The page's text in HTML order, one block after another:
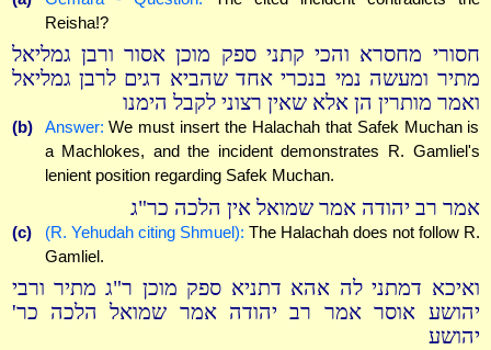
Reisha!?
חסורי מחסרא והכי קתני ספק מוכן אסור ורבן גמליאל
מתיר ומעשה נמי בנכרי אחד שהביא דגים לרבן גמליאל
ואמר מותרין הן אלא שאין רצוני לקבל הימנו
(b) Answer: We must insert the Halachah that Safek Muchan is
a Machlokes, and the incident demonstrates R. Gamliel's
lenient position regarding Safek Muchan.
אמר רב יהודה אמר שמואל אין הלכה כר"ג
(c) (R. Yehudah citing Shmuel): The Halachah does not follow R.
Gamliel.
ואיכא דמתני לה אהא דתניא ספק מוכן ר"ג מתיר ורבי
יהושע אוסר אמר רב יהודה אמר שמואל הלכה כר'
יהושע